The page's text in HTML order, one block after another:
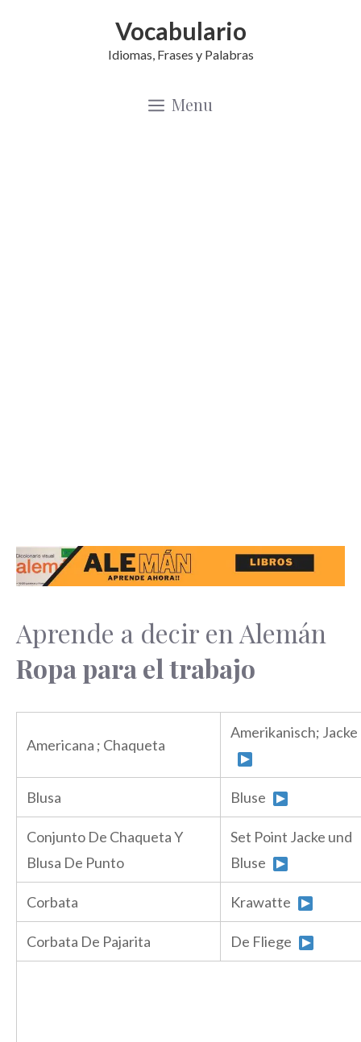
Vocabulario
Idiomas, Frases y Palabras
Menu
Aprende a decir en Alemán
Ropa para el trabajo
Americana ; Chaqueta
Amerikanisch; Jacke
Blusa Bluse
Conjunto De Chaqueta Y
Blusa De Punto
Set Point Jacke und
Bluse
Corbata Krawatte
Corbata De Pajarita De Fliege